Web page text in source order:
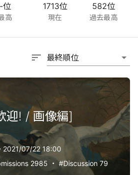
高
1713位
現在
582位
過去最高
sort 最終順位 arrow_drop_down
迎! / 画像編]
07/22 18:00
2985 ・#Discussion 79